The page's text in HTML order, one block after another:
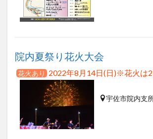
院内夏祭り花火大会
花火あり 2022年8月14日(日)※花火は
宇佐市院内支